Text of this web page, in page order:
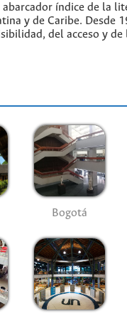
abarcador índice de la
y de Caribe. Desde
del acceso y de
Bogotá